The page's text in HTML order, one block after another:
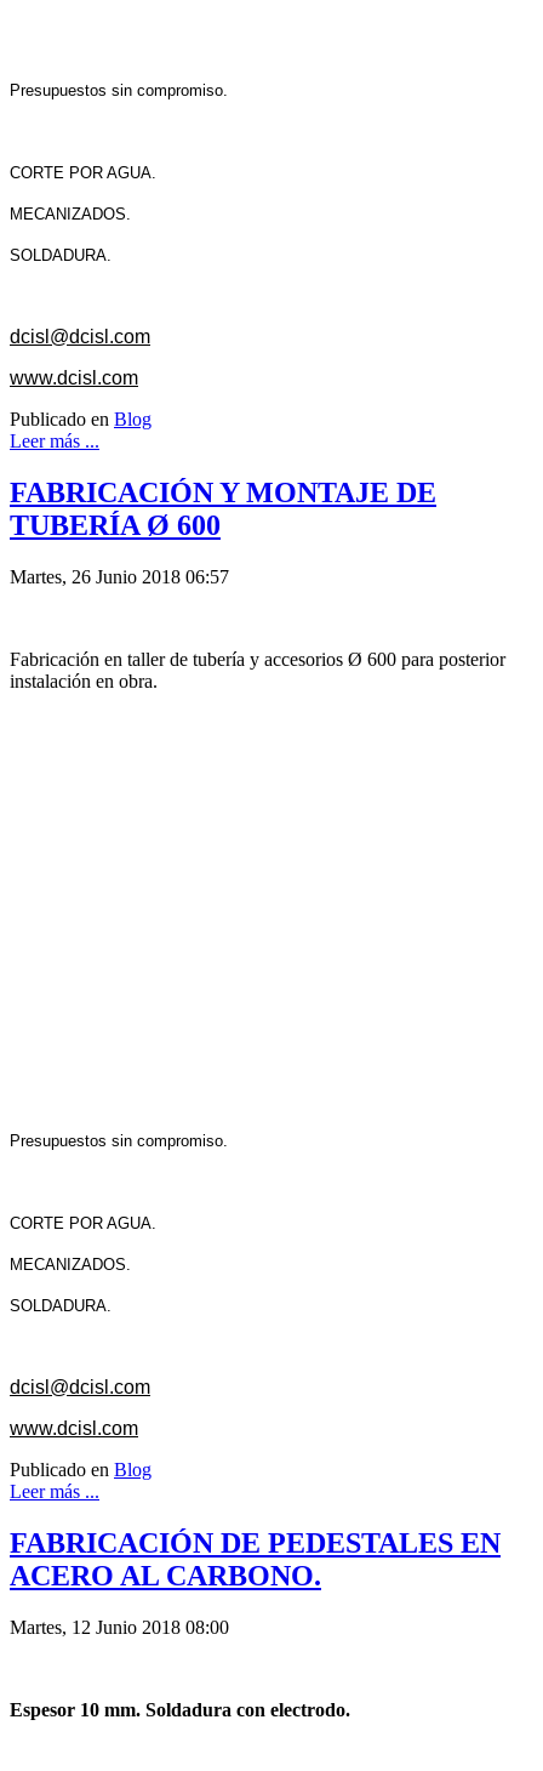
Presupuestos sin compromiso.
CORTE POR AGUA.
MECANIZADOS.
SOLDADURA.
dcisl@dcisl.com
www.dcisl.com
Publicado en Blog
Leer más ...
FABRICACIÓN Y MONTAJE DE
TUBERÍA Ø 600
Martes, 26 Junio 2018 06:57
Fabricación en taller de tubería y accesorios Ø 600 para posterior
instalación en obra.
Presupuestos sin compromiso.
CORTE POR AGUA.
MECANIZADOS.
SOLDADURA.
dcisl@dcisl.com
www.dcisl.com
Publicado en Blog
Leer más ...
FABRICACIÓN DE PEDESTALES EN
ACERO AL CARBONO.
Martes, 12 Junio 2018 08:00
Espesor 10 mm. Soldadura con electrodo.